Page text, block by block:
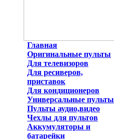
Главная
Оригинальные пульты
Для телевизоров
Для ресиверов,
приставок
Для кондиционеров
Универсальные пульты
Пульты аудио,видео
Чехлы для пультов
Аккумуляторы и
батарейки